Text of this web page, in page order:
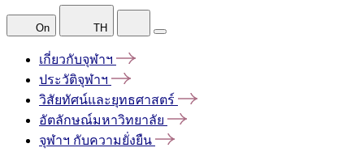
On TH
เกี่ยวกับจุฬาฯ
ประวัติจุฬาฯ
วิสัยทัศน์และยุทธศาสตร์
อัตลักษณ์มหาวิทยาลัย
จุฬาฯ กับความยั่งยืน